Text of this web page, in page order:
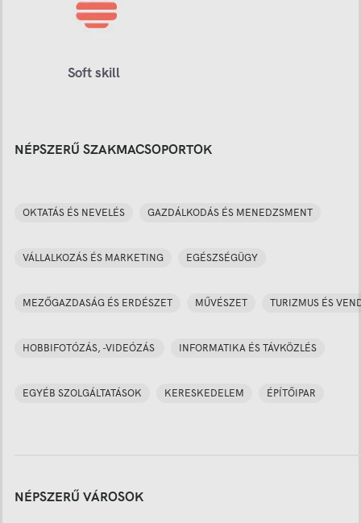
Soft skill
NÉPSZERŰ SZAKMACSOPORTOK
OKTATÁS ÉS NEVELÉS GAZDÁLKODÁS ÉS MENEDZSMENT
VÁLLALKOZÁS ÉS MARKETING EGÉSZSÉGÜGY
MEZŐGAZDASÁG ÉS ERDÉSZET MŰVÉSZET TURIZMUS ÉS
HOBBIFOTÓZÁS, -VIDEÓZÁS INFORMATIKA ÉS TÁVKÖZLÉS
EGYÉB SZOLGÁLTATÁSOK KERESKEDELEM ÉPÍTŐIPAR
NÉPSZERŰ VÁROSOK